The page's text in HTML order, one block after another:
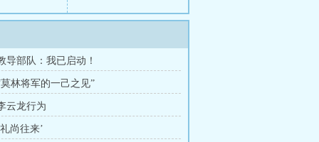
导部队：我已启动！
林将军的一己之见”
云龙行为
尚往来’